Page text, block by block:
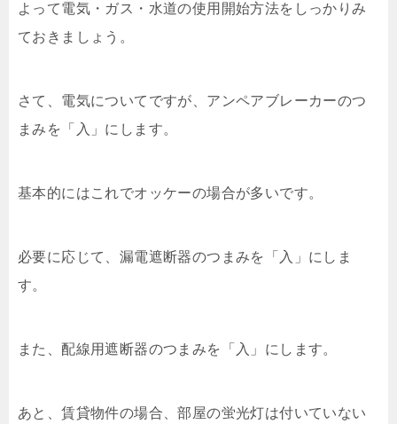
よって電気・ガス・水道の使用開始方法をしっかりみ
ておきましょう。
さて、電気についてですが、アンペアブレーカーのつ
まみを「入」にします。
基本的にはこれでオッケーの場合が多いです。
必要に応じて、漏電遮断器のつまみを「入」にしま
す。
また、配線用遮断器のつまみを「入」にします。
あと、賃貸物件の場合、部屋の蛍光灯は付いていない